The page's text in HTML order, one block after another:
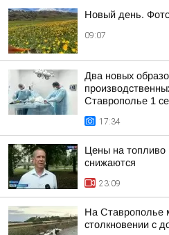
Новый день.
09:07
Два новых
Ставрополье 1
17:34
Цены на топливо
снижаются
23:09
На Ставрополье
столкновении с